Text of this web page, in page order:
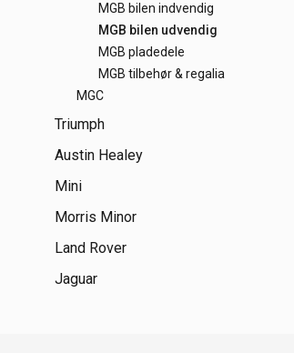
MGB bilen indvendig
MGB bilen udvendig
MGB pladedele
MGB tilbehør & regalia
MGC
Triumph
Austin Healey
Mini
Morris Minor
Land Rover
Jaguar